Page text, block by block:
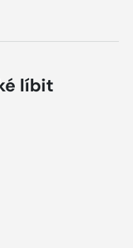
líbit